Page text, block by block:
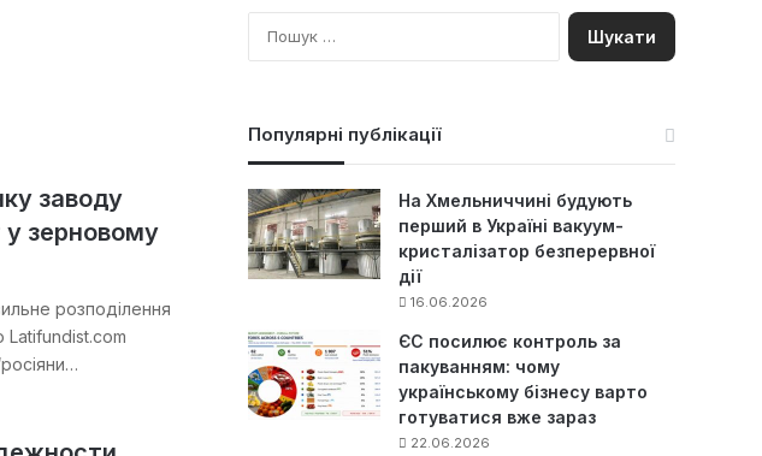
заводу
у зерновому
розподілення
Latifundist.com
П
о
Популярні публікації
На Хмельниччині будують
перший в Україні вакуум-
кристалізатор безперервної
дії
16.06.2026
ЄС посилює контроль за
пакуванням: чому
українському бізнесу варто
готуватися вже зараз
22.06.2026